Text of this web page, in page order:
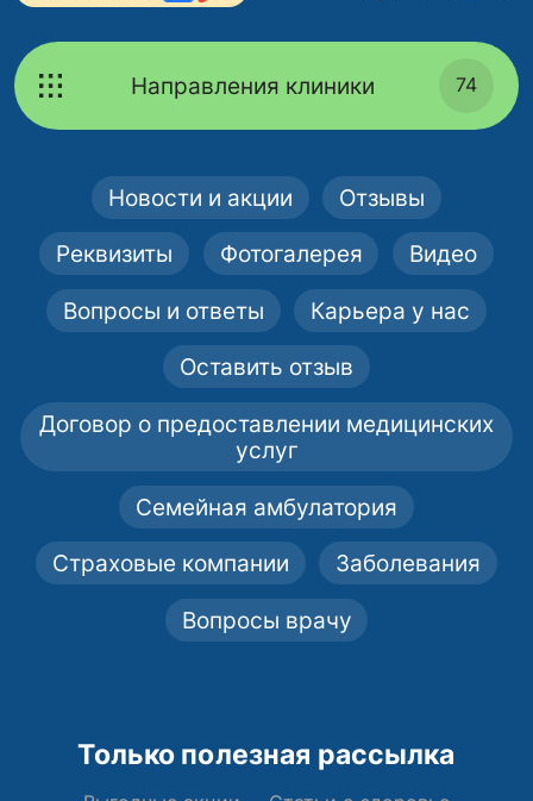
Направления клиники 74
Новости и акции Отзывы
Реквизиты Фотогалерея Видео
Вопросы и ответы Карьера у нас
Оставить отзыв
Договор о предоставлении медицинских
услуг
Семейная амбулатория
Страховые компании Заболевания
Вопросы врачу
Только полезная рассылка